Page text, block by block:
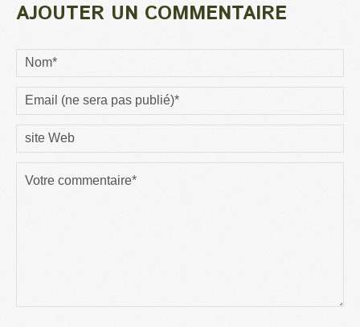
AJOUTER UN COMMENTAIRE